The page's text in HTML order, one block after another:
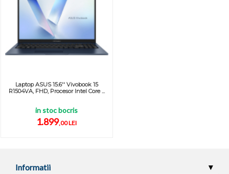
Laptop ASUS 15.6'' Vivobook 15
R1504VA, FHD, Procesor Intel Core ...
in stoc bocris
1.899,00 LEI
Informatii